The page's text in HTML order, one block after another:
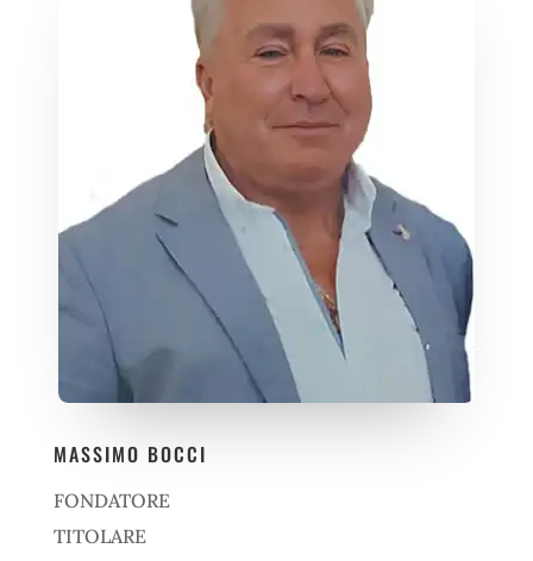
MASSIMO BOCCI
FONDATORE
TITOLARE